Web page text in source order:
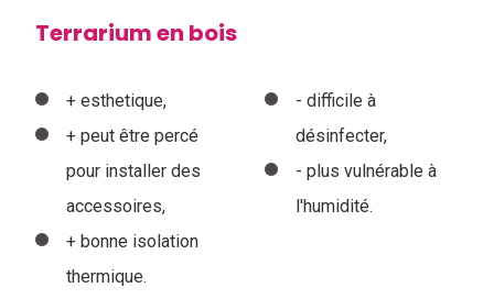
Terrarium en bois
+ esthetique,
+ peut être percé
pour installer des
accessoires,
+ bonne isolation
thermique.
- difficile à
désinfecter,
- plus vulnérable à
l'humidité.